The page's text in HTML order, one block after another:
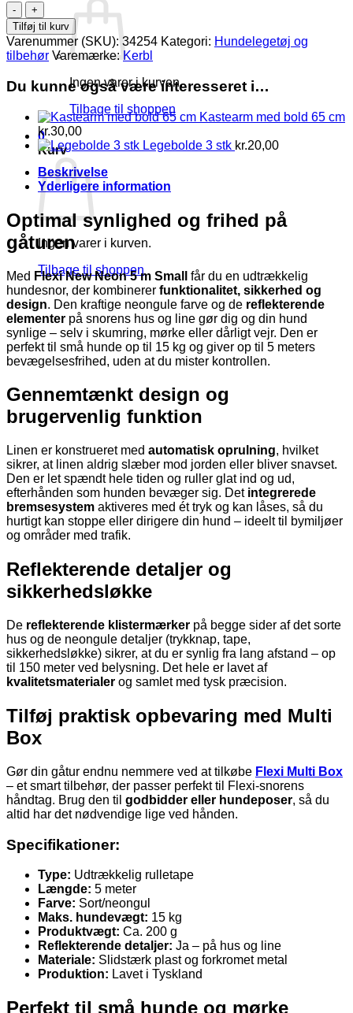
Ingen varer i kurven.
Tilbage til shoppen
0
Kurv
Ingen varer i kurven.
Tilbage til shoppen
Flexi
New
Neon
5
m
Small
-
og
sikker
hundesnor
Tilføj til kurv
Varenummer (SKU):34254 Kategori: Hundelegetøj og
tilbehør Varemærke: Kerbl
Du kunne også være interesseret i…
Kastearm med bold 65 cm
kr.30,00
Legebolde 3 stk kr.20,00
Beskrivelse
Yderligere information
Optimal synlighed og frihed på
gåturen
Med Flexi New Neon 5 m Small
får du en udtrækkelig
hundesnor, der kombinerer funktionalitet, sikkerhed og
design. Den kraftige neongule farve og de reflekterende
elementer på snorens hus og line gør dig og din hund
synlige – selv i skumring, mørke eller dårligt vejr. Den er
perfekt til små hunde op til 15 kg og giver op til 5 meters
bevægelsesfrihed, uden at du mister kontrollen.
Gennemtænkt design og
brugervenlig funktion
Linen er konstrueret med automatisk oprulning, hvilket
sikrer, at linen aldrig slæber mod jorden eller bliver snavset.
Den er let spændt hele tiden og ruller glat ind og ud,
efterhånden som hunden bevæger sig. Det integrerede
bremsesystem aktiveres med ét tryk og kan låses, så du
hurtigt kan stoppe eller dirigere din hund – ideelt til bymiljøer
og områder med trafik.
Reflekterende detaljer og
sikkerhedsløkke
De reflekterende klistermærker på begge sider af det sorte
hus og de neongule detaljer (trykknap, tape,
sikkerhedsløkke) sikrer, at du er synlig fra lang afstand – op
til 150 meter ved belysning. Det hele er lavet af
kvalitetsmaterialer og samlet med tysk præcision.
Tilføj praktisk opbevaring med Multi
Box
Gør din gåtur endnu nemmere ved at tilkøbe Flexi Multi Box
– et smart tilbehør, der passer perfekt til Flexi-snorens
håndtag. Brug den til godbidder eller hundeposer, så du
altid har det nødvendige lige ved hånden.
Specifikationer:
Type: Udtrækkelig rulletape
Længde: 5 meter
Farve: Sort/neongul
Maks. hundevægt: 15 kg
Produktvægt: Ca. 200 g
Reflekterende detaljer: Ja – på hus og line
Materiale: Slidstærk plast og forkromet metal
Produktion: Lavet i Tyskland
Perfekt til små hunde og mørke